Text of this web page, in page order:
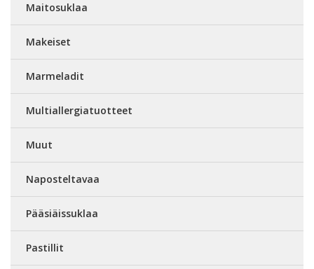
Maitosuklaa
Makeiset
Marmeladit
Multiallergiatuotteet
Muut
Naposteltavaa
Pääsiäissuklaa
Pastillit